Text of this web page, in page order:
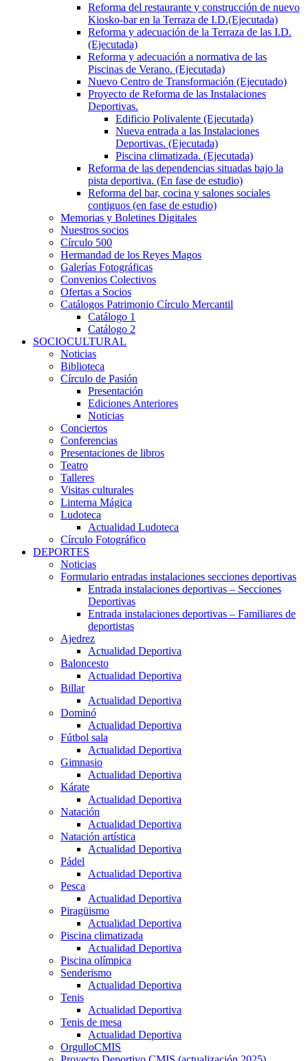
Reforma del restaurante y construcción de nuevo
Kiosko-bar en la Terraza de I.D.(Ejecutada)
Reforma y adecuación de la Terraza de las I.D.
(Ejecutada)
Reforma y adecuación a normativa de las
Piscinas de Verano. (Ejecutada)
Nuevo Centro de Transformación (Ejecutado)
Proyecto de Reforma de las Instalaciones
Deportivas.
Edificio Polivalente (Ejecutada)
Nueva entrada a las Instalaciones
Deportivas. (Ejecutada)
Piscina climatizada. (Ejecutada)
Reforma de las dependencias situadas bajo la
pista deportiva. (En fase de estudio)
Reforma del bar, cocina y salones sociales
contiguos (en fase de estudio)
Memorias y Boletines Digitales
Nuestros socios
Círculo 500
Hermandad de los Reyes Magos
Galerías Fotográficas
Convenios Colectivos
Ofertas a Socios
Catálogos Patrimonio Círculo Mercantil
Catálogo 1
Catálogo 2
SOCIOCULTURAL
Noticias
Biblioteca
Círculo de Pasión
Presentación
Ediciones Anteriores
Noticias
Conciertos
Conferencias
Presentaciones de libros
Teatro
Talleres
Visitas culturales
Linterna Mágica
Ludoteca
Actualidad Ludoteca
Círculo Fotográfico
DEPORTES
Noticias
Formulario entradas instalaciones secciones deportivas
Entrada instalaciones deportivas – Secciones
Deportivas
Entrada instalaciones deportivas – Familiares de
deportistas
Ajedrez
Actualidad Deportiva
Baloncesto
Actualidad Deportiva
Billar
Actualidad Deportiva
Dominó
Actualidad Deportiva
Fútbol sala
Actualidad Deportiva
Gimnasio
Actualidad Deportiva
Kárate
Actualidad Deportiva
Natación
Actualidad Deportiva
Natación artística
Actualidad Deportiva
Pádel
Actualidad Deportiva
Pesca
Actualidad Deportiva
Piragüismo
Actualidad Deportiva
Piscina climatizada
Actualidad Deportiva
Piscina olímpica
Senderismo
Actualidad Deportiva
Tenis
Actualidad Deportiva
Tenis de mesa
Actualidad Deportiva
OrgulloCMIS